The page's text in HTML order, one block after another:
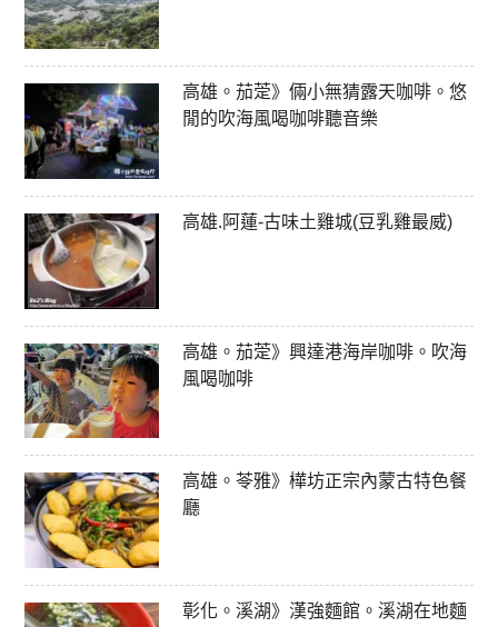
高雄。茄萣》倆小無猜露天咖啡。悠
閒的吹海風喝咖啡聽音樂
高雄.阿蓮-古味土雞城(豆乳雞最威)
高雄。茄萣》興達港海岸咖啡。吹海
風喝咖啡
高雄。苓雅》樺坊正宗內蒙古特色餐
廳
彰化。溪湖》漢強麵館。溪湖在地麵